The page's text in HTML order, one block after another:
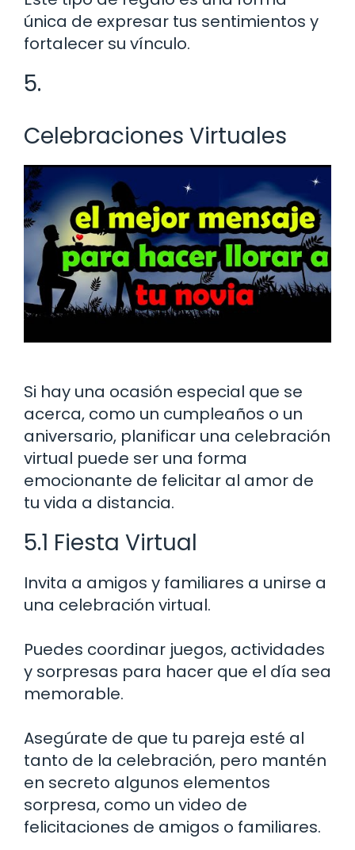
única de expresar tus sentimientos y
fortalecer su vínculo.
5.
Celebraciones Virtuales
Si hay una ocasión especial que se
acerca, como un cumpleaños o un
aniversario, planificar una celebración
virtual puede ser una forma
emocionante de felicitar al amor de
tu vida a distancia.
5.1 Fiesta Virtual
Invita a amigos y familiares a unirse a
una celebración virtual.
Puedes coordinar juegos, actividades
y sorpresas para hacer que el día sea
memorable.
Asegúrate de que tu pareja esté al
tanto de la celebración, pero mantén
en secreto algunos elementos
sorpresa, como un video de
felicitaciones de amigos o familiares.